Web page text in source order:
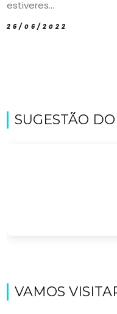
estiveres...
26/06/2022
SUGESTÃO
VAMOS